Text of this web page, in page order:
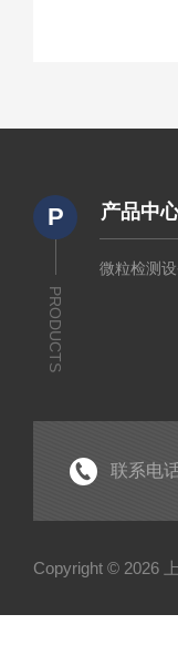
P
PRODUCTS
产品中
微粒检测
联系电
Copyright © 2026